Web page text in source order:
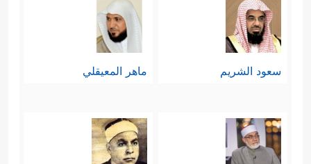
سعود الشريم ماهر المعيقلي